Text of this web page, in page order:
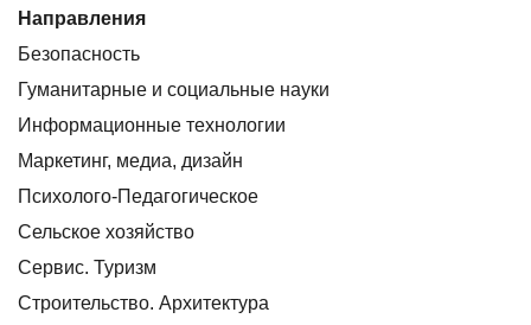
Направления
Безопасность
Гуманитарные и социальные науки
Информационные технологии
Маркетинг, медиа, дизайн
Психолого-Педагогическое
Сельское хозяйство
Сервис. Туризм
Строительство. Архитектура